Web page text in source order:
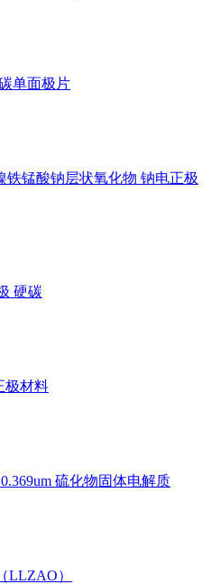
单面极片
铁锰酸钠层状氧化物 钠电正极
硬碳
极材料
硫化物固体电解质
LLZAO）